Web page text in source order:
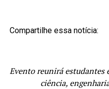
Compartilhe essa notícia:
Evento reunirá estudantes
ciência,